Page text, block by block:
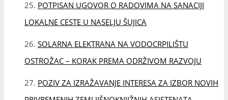
VJEŽBA VATROGASACA PRIJE POŽARNE SEZONE
RADOVI NA GRADSKOJ SPORTSKOJ DVORANI
TOMISLAVGRAD
UPRAVA CIVILNE ZAŠTITE HERCEGBOSANSKE
ŽUPANIJE: NAJAVA ŽUPANIJSKE VJEŽBE ŽURNIH SLUŽBI